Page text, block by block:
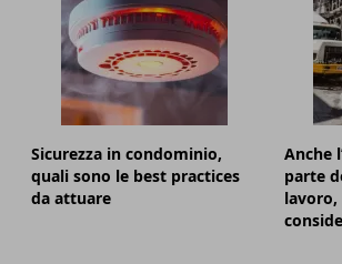
Sicurezza in condominio,
quali sono le best practices
da attuare
Anche
parte
lavoro,